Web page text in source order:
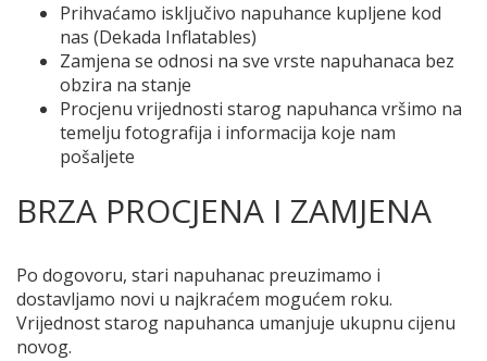
Prihvaćamo isključivo napuhance kupljene kod
nas (Dekada Inflatables)
Zamjena se odnosi na sve vrste napuhanaca bez
obzira na stanje
Procjenu vrijednosti starog napuhanca vršimo na
temelju fotografija i informacija koje nam
pošaljete
BRZA PROCJENA I ZAMJENA
Po dogovoru, stari napuhanac preuzimamo i
dostavljamo novi u najkraćem mogućem roku.
Vrijednost starog napuhanca umanjuje ukupnu cijenu
novog.